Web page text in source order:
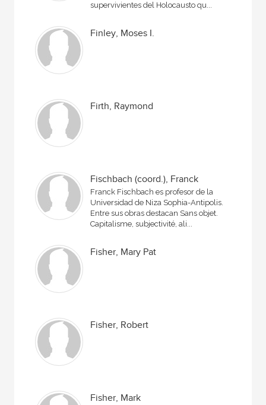
supervivientes del Holocausto qu...
Finley, Moses I.
Firth, Raymond
Fischbach (coord.), Franck
Franck Fischbach es profesor de la
Universidad de Niza Sophia-Antipolis.
Entre sus obras destacan Sans objet.
Capitalisme, subjectivité, ali...
Fisher, Mary Pat
Fisher, Robert
Fisher, Mark